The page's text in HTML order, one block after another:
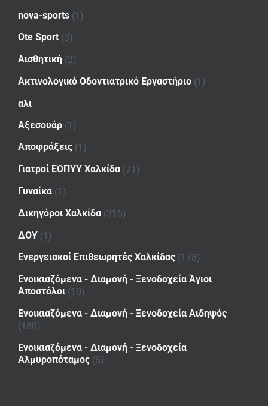
nova-sports (1)
Ote Sport (3)
Αισθητική (2)
Ακτινολογικό Οδοντιατρικό Εργαστήριο (1)
αλι
Αξεσουάρ (1)
Αποφράξεις (1)
Γιατροί ΕΟΠΥΥ Χαλκίδα (71)
Γυναίκα (1)
Δικηγόροι Χαλκίδα (315)
ΔΟΥ (1)
Ενεργειακοί Επιθεωρητές Χαλκίδας (178)
Ενοικιαζόμενα - Διαμονή - Ξενοδοχεία Άγιοι
Αποστόλοι (10)
Ενοικιαζόμενα - Διαμονή - Ξενοδοχεία Αιδηψός
(180)
Ενοικιαζόμενα - Διαμονή - Ξενοδοχεία
Αλμυροπόταμος (8)